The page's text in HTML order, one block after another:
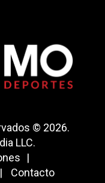
© 2026.
LLC.
Contacto